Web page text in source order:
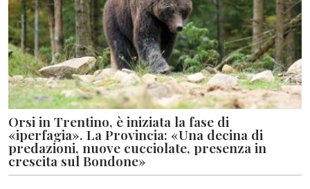
Orsi in Trentino, è iniziata la fase di
«iperfagia». La Provincia: «Una decina di
predazioni, nuove cucciolate, presenza in
crescita sul Bondone»